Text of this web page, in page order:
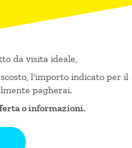
da visita ideale,
l'importo indicato per il
pagherai.
o informazioni.